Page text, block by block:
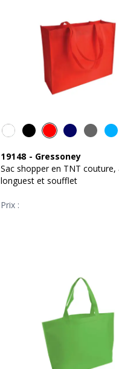
19148 - Gressoney
Sac shopper en TNT couture,
longuest et soufflet
Prix :